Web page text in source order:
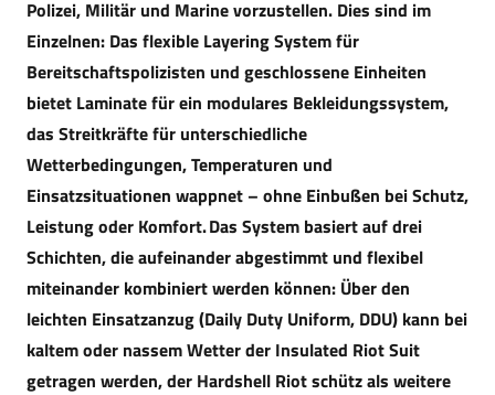
Polizei, Militär und Marine vorzustellen. Dies sind im
Einzelnen: Das flexible Layering System für
Bereitschaftspolizisten und geschlossene Einheiten
bietet Laminate für ein modulares Bekleidungssystem,
das Streitkräfte für unterschiedliche
Wetterbedingungen, Temperaturen und
Einsatzsituationen wappnet – ohne Einbußen bei Schutz,
Leistung oder Komfort. Das System basiert auf drei
Schichten, die aufeinander abgestimmt und flexibel
miteinander kombiniert werden können: Über den
leichten Einsatzanzug (Daily Duty Uniform, DDU) kann bei
kaltem oder nassem Wetter der Insulated Riot Suit
getragen werden, der Hardshell Riot schütz als weitere